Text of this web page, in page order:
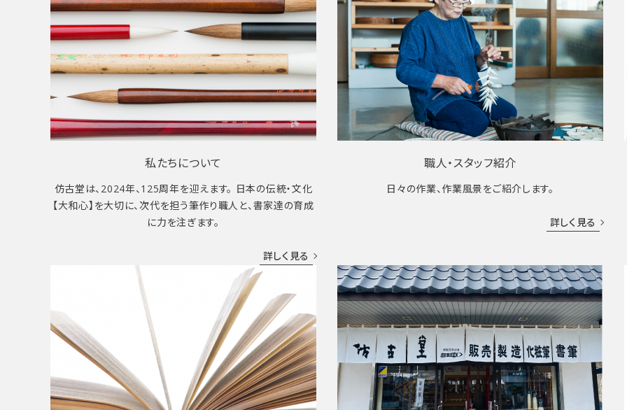
私たちについて
仿古堂は、2024年、125周年を迎えます。 日本の伝統・文化
【大和心】を大切に、次代を担う筆作り職人と、書家達の育成
に力を注ぎます。
詳しく見る
職人・スタッフ紹介
日々の作業、作業風景をご紹介します。
詳しく見る